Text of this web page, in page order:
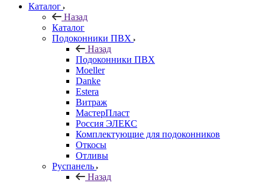
Каталог
Назад
Каталог
Подоконники ПВХ
Назад
Подоконники ПВХ
Moeller
Danke
Estera
Витраж
МастерПласт
Россия ЭЛЕКС
Комплектующие для подоконников
Откосы
Отливы
Руспанель
Назад